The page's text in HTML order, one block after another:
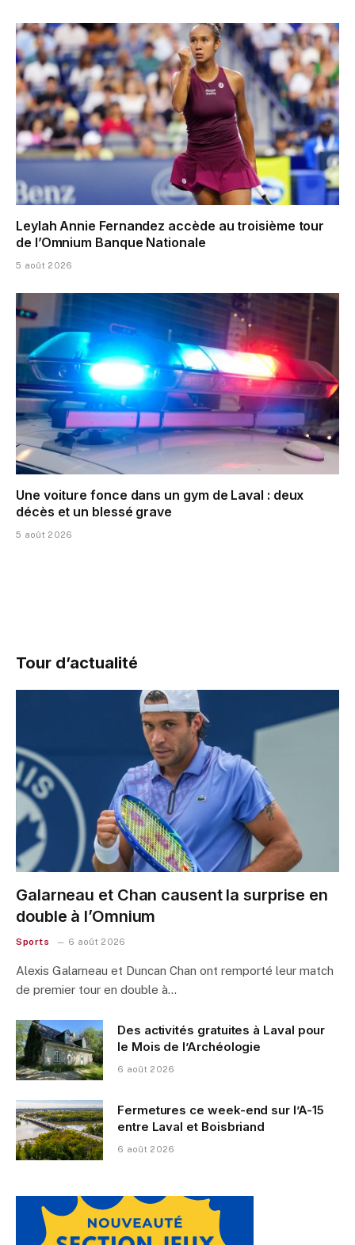
Leylah Annie Fernandez accède au troisième tour
de l’Omnium Banque Nationale
5 août 2026
Une voiture fonce dans un gym de Laval : deux
décès et un blessé grave
5 août 2026
Tour d’actualité
Galarneau et Chan causent la surprise en
double à l’Omnium
Sports 6 août 2026
Alexis Galarneau et Duncan Chan ont remporté leur match
de premier tour en double à…
Des activités gratuites à Laval pour
le Mois de l’Archéologie
6 août 2026
Fermetures ce week-end sur l’A-15
entre Laval et Boisbriand
6 août 2026